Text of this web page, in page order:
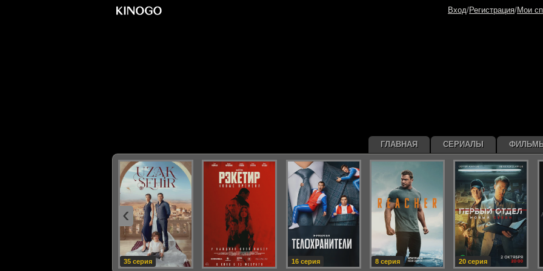
ГЛАВНАЯ СЕРИАЛЫ
35 серия 16 серия 8 серия 20 серия
‹
Вход/Регистрация/Мои